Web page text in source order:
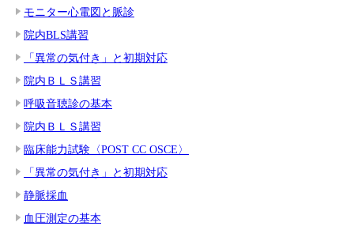
モニター心電図と脈診
院内BLS講習
「異常の気付き」と初期対応
院内ＢＬＳ講習
呼吸音聴診の基本
院内ＢＬＳ講習
臨床能力試験〈POST CC OSCE〉
「異常の気付き」と初期対応
静脈採血
血圧測定の基本